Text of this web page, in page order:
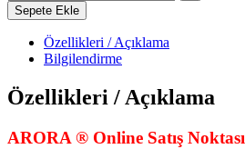
Sepete Ekle
Özellikleri / Açıklama
Bilgilendirme
Özellikleri / Açıklama
ARORA ® Online Satış Noktası